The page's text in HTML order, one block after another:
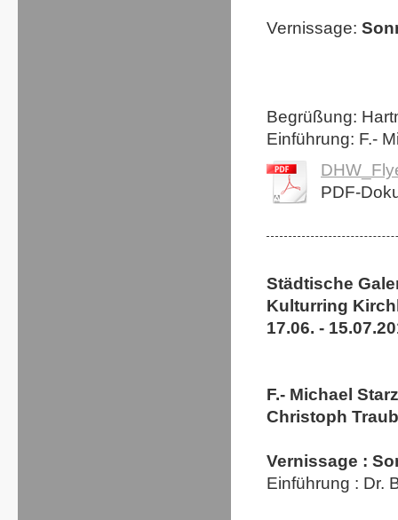
Vernissage:
Begrüßung:
Einführung: F.-
PDF-
Städtische
Kulturring
17.06. -
F.- Michael Starz
Christoph
Vernissage :
Einführung : Dr.